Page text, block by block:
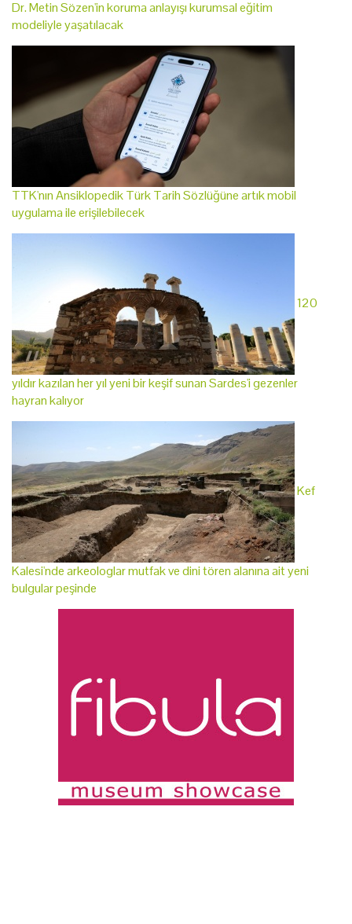
Dr. Metin Sözen'in koruma anlayışı kurumsal eğitim
modeliyle yaşatılacak
TTK'nın Ansiklopedik Türk Tarih Sözlüğüne artık mobil
uygulama ile erişilebilecek
120
yıldır kazılan her yıl yeni bir keşif sunan Sardes'i gezenler
hayran kalıyor
Kef
Kalesi'nde arkeologlar mutfak ve dini tören alanına ait yeni
bulgular peşinde